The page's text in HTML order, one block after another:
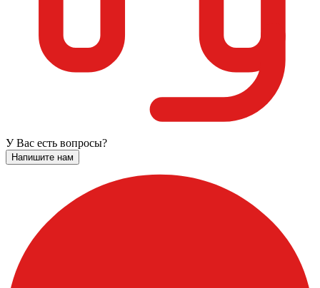
У Вас есть вопросы?
Напишите нам